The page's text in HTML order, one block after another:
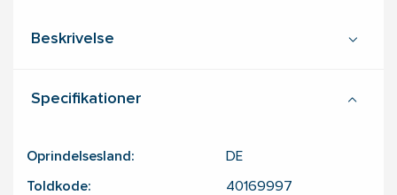
Beskrivelse
Specifikationer
Oprindelsesland: DE
Toldkode: 40169997